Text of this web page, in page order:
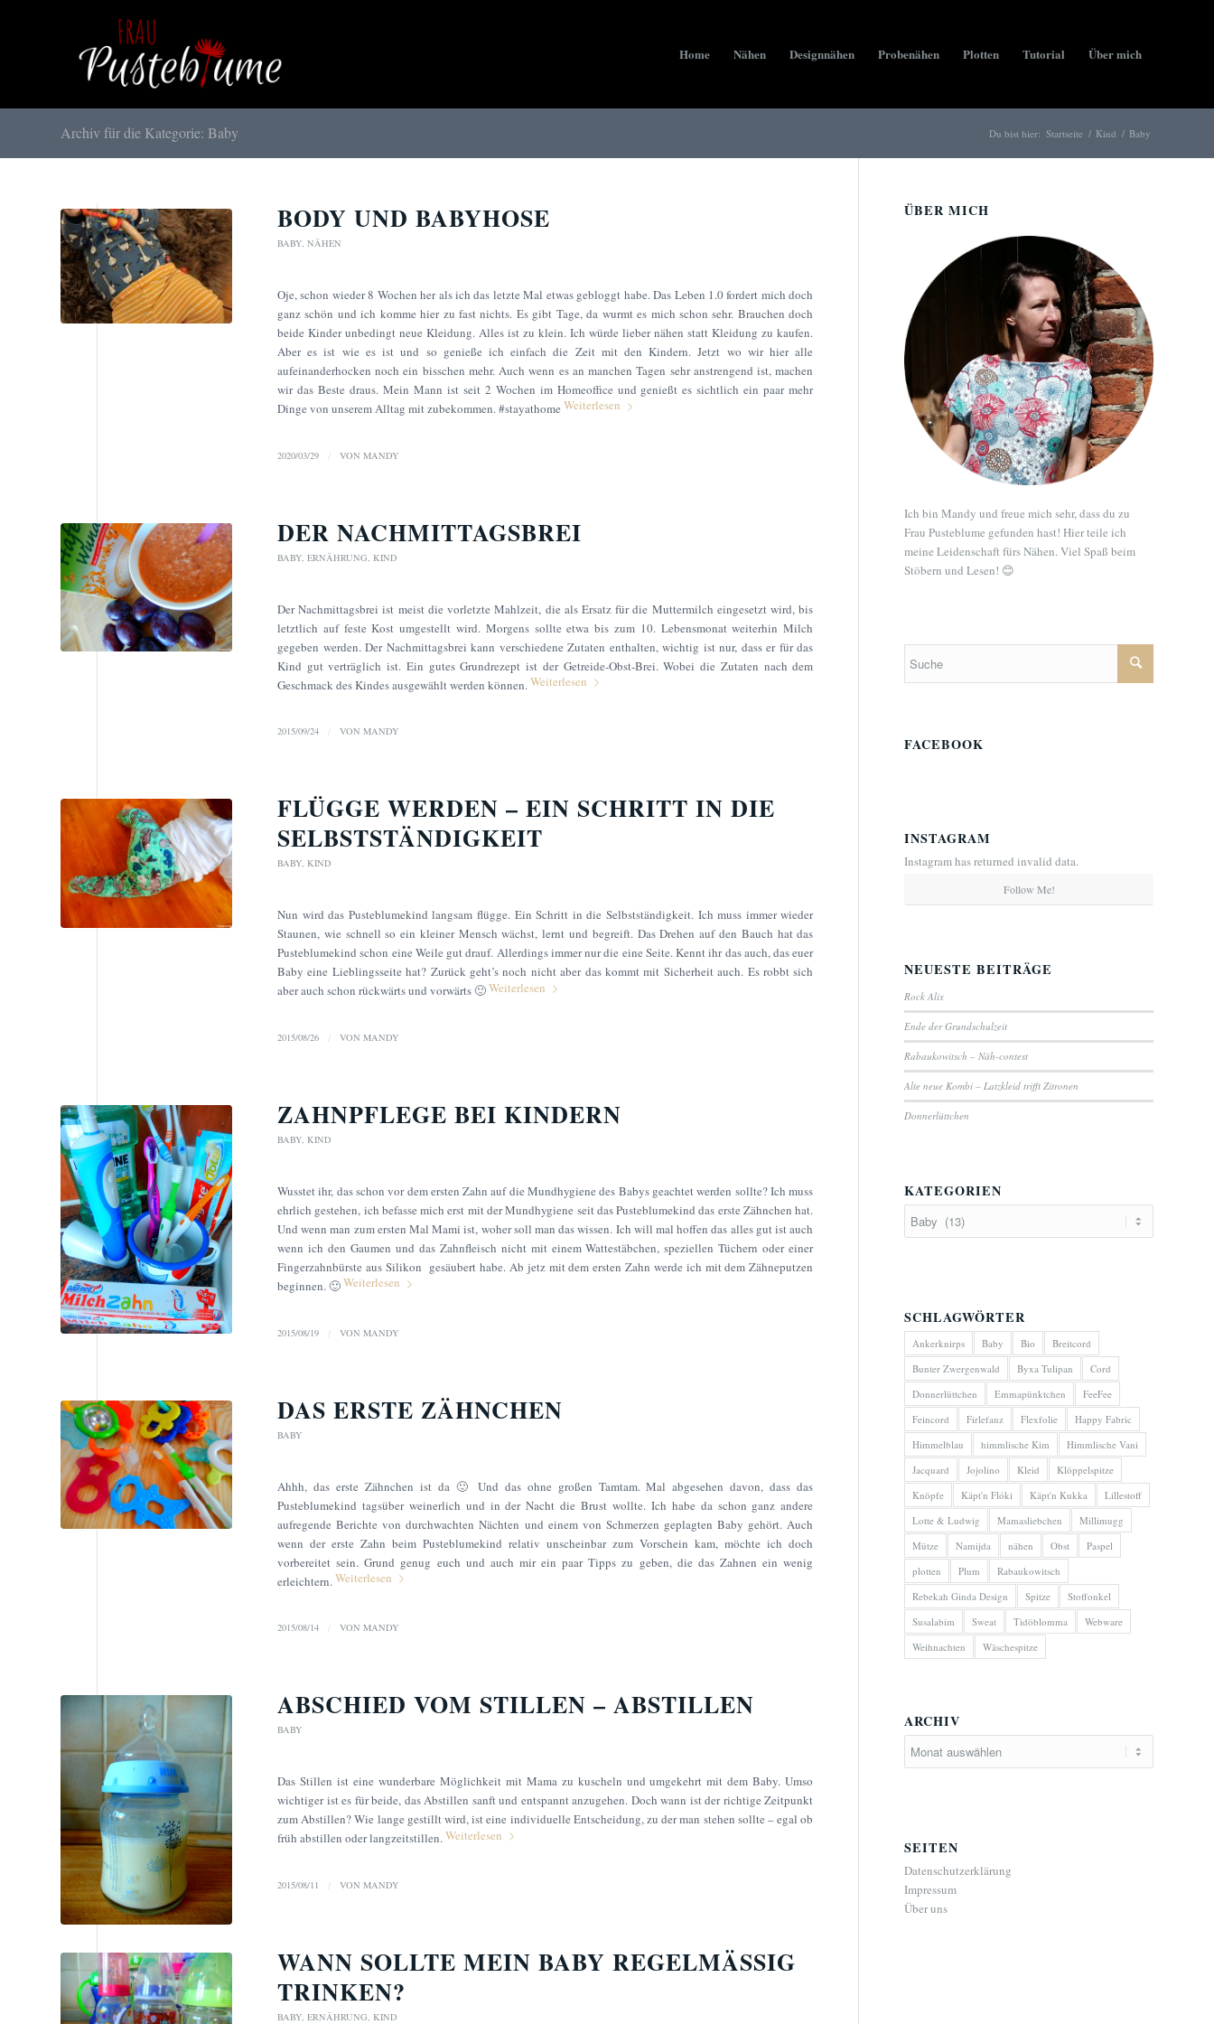
Home Nähen Designnähen Probenähen Plotten Tutorial Über mich
Archiv für die Kategorie: Baby Du bist hier: Startseite / Kind / Baby
BODY UND BABYHOSE
BABY, NÄHEN
Oje, schon wieder 8 Wochen her als ich das letzte Mal etwas gebloggt habe. Das Leben 1.0 fordert mich doch
ganz schön und ich komme hier zu fast nichts. Es gibt Tage, da wurmt es mich schon sehr. Brauchen doch
beide Kinder unbedingt neue Kleidung. Alles ist zu klein. Ich würde lieber nähen statt Kleidung zu kaufen.
Aber es ist wie es ist und so genieße ich einfach die Zeit mit den Kindern. Jetzt wo wir hier alle
aufeinanderhocken noch ein bisschen mehr. Auch wenn es an manchen Tagen sehr anstrengend ist, machen
wir das Beste draus. Mein Mann ist seit 2 Wochen im Homeoffice und genießt es sichtlich ein paar mehr
Dinge von unserem Alltag mit zubekommen. #stayathome Weiterlesen
2020/03/29 / VON MANDY
DER NACHMITTAGSBREI
BABY ERNÄHRUNG KIND
Der Nachmittagsbrei ist meist die vorletzte Mahlzeit, die als Ersatz für die Muttermilch eingesetzt wird, bis
letztlich auf feste Kost umgestellt wird. Morgens sollte etwa bis zum 10. Lebensmonat weiterhin Milch
gegeben werden. Der Nachmittagsbrei kann verschiedene Zutaten enthalten, wichtig ist nur, dass er für das
Kind gut verträglich ist. Ein gutes Grundrezept ist der Getreide-Obst-Brei. Wobei die Zutaten nach dem
Geschmack des Kindes ausgewählt werden können.Weiterlesen
2015/09/24 / VON MANDY
FLÜGGE WERDEN – EIN SCHRITT IN DIE
SELBSTSTÄNDIGKEIT
BABY, KIND
Nun wird das Pusteblumekind langsam flügge. Ein Schritt in die Selbstständigkeit. Ich muss immer wieder
Staunen, wie schnell so ein kleiner Mensch wächst, lernt und begreift. Das Drehen auf den Bauch hat das
Pusteblumekind schon eine Weile gut drauf. Allerdings immer nur die eine Seite. Kennt ihr das auch, das euer
Baby eine Lieblingsseite hat? Zurück geht’s noch nicht aber das kommt mit Sicherheit auch. Es robbt sich
aber auch schon rückwärts und vorwärts 🙂Weiterlesen
2015/08/26 / VON MANDY
ZAHNPFLEGE BEI KINDERN
BABY, KIND
Wusstet ihr, das schon vor dem ersten Zahn auf die Mundhygiene des Babys geachtet werden sollte? Ich muss
ehrlich gestehen, ich befasse mich erst mit der Mundhygiene seit das Pusteblumekind das erste Zähnchen hat.
Und wenn man zum ersten Mal Mami ist, woher soll man das wissen. Ich will mal hoffen das alles gut ist auch
wenn ich den Gaumen und das Zahnfleisch nicht mit einem Wattestäbchen, speziellen Tüchern oder einer
Fingerzahnbürste aus Silikon gesäubert habe. Ab jetz mit dem ersten Zahn werde ich mit dem Zähneputzen
beginnen. 🙂Weiterlesen
2015/08/19 / VON MANDY
DAS ERSTE ZÄHNCHEN
BABY
Ahhh, das erste Zähnchen ist da 🙂 Und das ohne großen Tamtam. Mal abgesehen davon, dass das
Pusteblumekind tagsüber weinerlich und in der Nacht die Brust wollte. Ich habe da schon ganz andere
aufregende Berichte von durchwachten Nächten und einem von Schmerzen geplagten Baby gehört. Auch
wenn der erste Zahn beim Pusteblumekind relativ unscheinbar zum Vorschein kam, möchte ich doch
vorbereitet sein. Grund genug euch und auch mir ein paar Tipps zu geben, die das Zahnen ein wenig
erleichtern.Weiterlesen
2015/08/14 / VON MANDY
ABSCHIED VOM STILLEN – ABSTILLEN
BABY
Das Stillen ist eine wunderbare Möglichkeit mit Mama zu kuscheln und umgekehrt mit dem Baby. Umso
wichtiger ist es für beide, das Abstillen sanft und entspannt anzugehen. Doch wann ist der richtige Zeitpunkt
zum Abstillen? Wie lange gestillt wird, ist eine individuelle Entscheidung, zu der man stehen sollte – egal ob
früh abstillen oder langzeitstillen.Weiterlesen
2015/08/11 / VON MANDY
WANN SOLLTE MEIN BABY REGELMÄSSIG T
RINKEN?
BABY, ERNÄHRUNG, KIND
ÜBER MICH
Ich bin Mandy und freue mich sehr, dass du zu
Frau Pusteblume gefunden hast! Hier teile ich
meine Leidenschaft fürs Nähen. Viel Spaß beim
Stöbern und Lesen! 😊
FACEBOOK
INSTAGRAM
Instagram has returned invalid data.
Follow Me!
NEUESTE BEITRÄGE
Rock Alix
Ende der Grundschulzeit
Rabaukowitsch – Näh-contest
Alte neue Kombi – Latzkleid trifft Zitronen
Donnerlüttchen
KATEGORIEN
SCHLAGWÖRTER
Ankerknirps Baby Bio
Breitcord
Bunter Zwergenwald
Byxa Tulipan
Cord
Donnerlüttchen
Emmapünktchen
FeeFee
Feincord
Firlefanz Flexfolie
Happy Fabric
Himmelblau
himmlische Kim
Himmlische Vani
Jacquard
Jojolino Kleid
Klöppelspitze
Knöpfe
Käpt'n Flóki Käpt'n Kukka
Lillestoff
Lotte & Ludwig
Mamasliebchen
Millimugg
Mütze
Namijda nähen Obst
Paspel
plotten
Plum
Rabaukowitsch
Rebekah Ginda Design
Spitze
Stoffonkel
Susalabim
Sweat Tidöblomma
Webware
Weihnachten
Wäschespitze
ARCHIV
SEITEN
Datenschutzerklärung
Impressum
Über uns